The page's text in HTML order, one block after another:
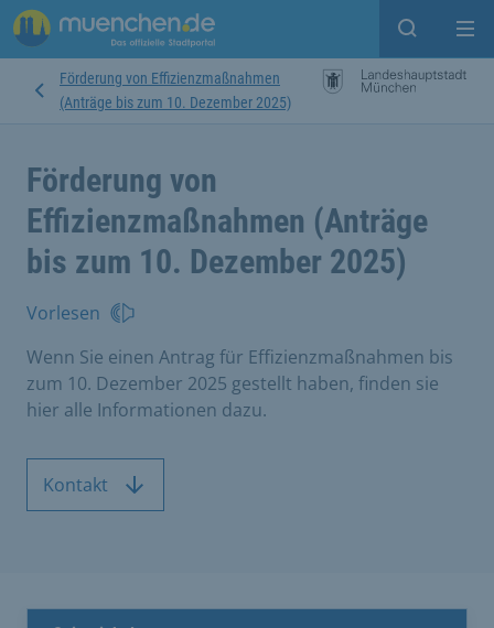
Suche
Förderung von Effizienzmaßnahmen
(Anträge bis zum 10. Dezember 2025)
Förderung von
Effizienzmaßnahmen (Anträge
bis zum 10. Dezember 2025)
Vorlesen
Wenn Sie einen Antrag für Effizienzmaßnahmen bis
zum 10. Dezember 2025 gestellt haben, finden sie
hier alle Informationen dazu.
Kontakt